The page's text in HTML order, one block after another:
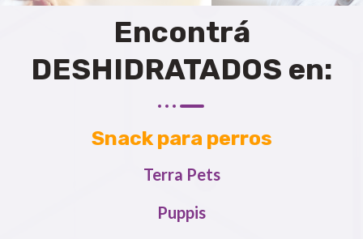
Encontrá
DESHIDRATADOS en:
Snack para perros
Terra Pets
Puppis